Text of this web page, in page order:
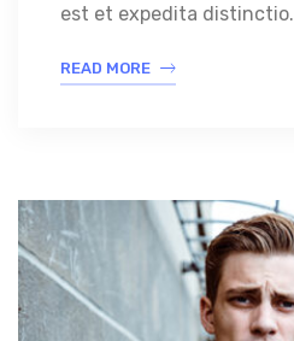
est et expedita distinctio.
READ MORE